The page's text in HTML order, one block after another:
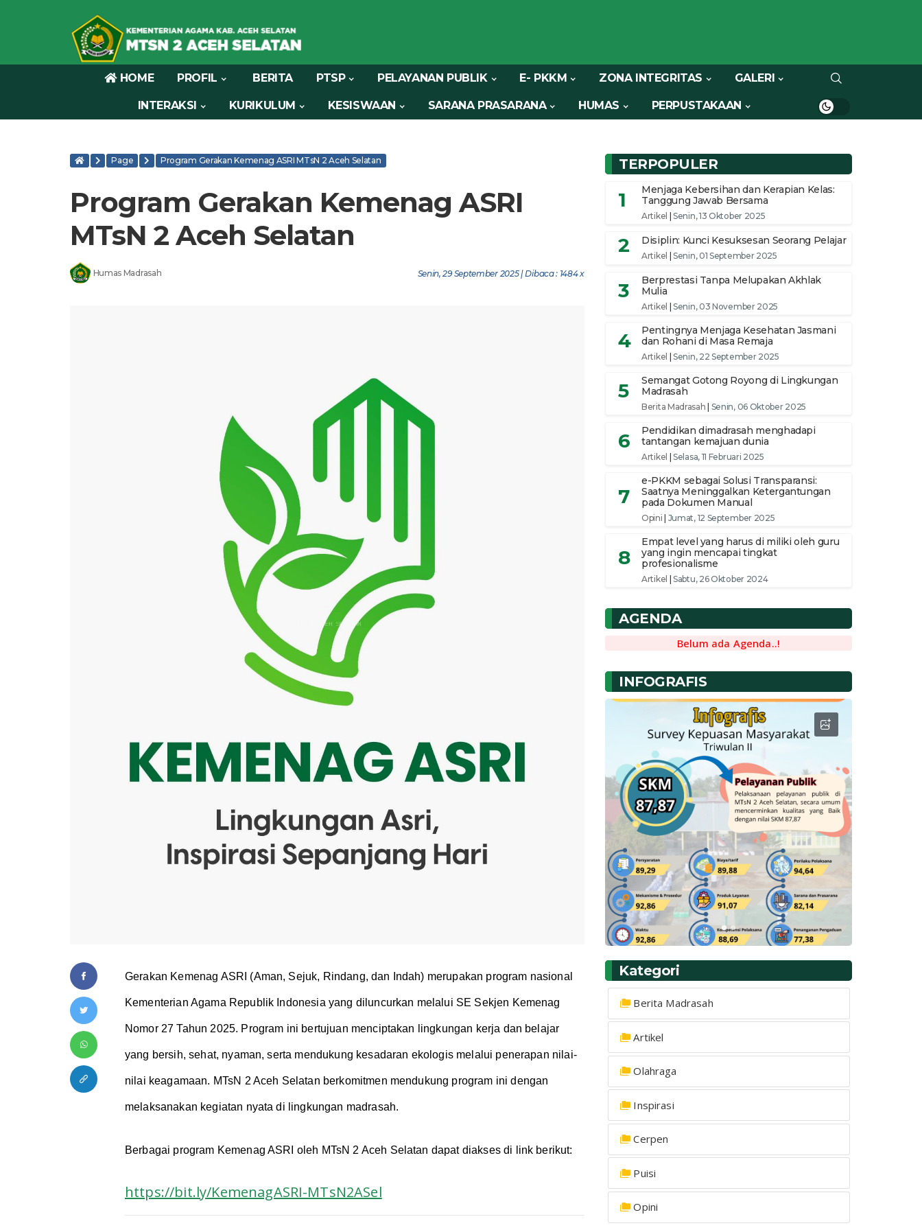
HOME PROFIL BERITA PTSP PELAYANAN PUBLIK E- PKKM ZONA INTEGRITAS GALERI
INTERAKSI KURIKULUM KESISWAAN SARANA PRASARANA HUMAS PERPUSTAKAAN
Page Program Gerakan Kemenag ASRI MTsN 2 Aceh Selatan
Program Gerakan Kemenag ASRI
MTsN 2 Aceh Selatan
Humas Madrasah Senin, 29 September 2025 | Dibaca : 1484 x
Gerakan Kemenag ASRI (Aman, Sejuk, Rindang, dan Indah) merupakan program nasional
Kementerian Agama Republik Indonesia yang diluncurkan melalui SE Sekjen Kemenag
Nomor 27 Tahun 2025. Program ini bertujuan menciptakan lingkungan kerja dan belajar
yang bersih, sehat, nyaman, serta mendukung kesadaran ekologis melalui penerapan nilai-
nilai keagamaan. MTsN 2 Aceh Selatan berkomitmen mendukung program ini dengan
melaksanakan kegiatan nyata di lingkungan madrasah.
Berbagai program Kemenag ASRI oleh MTsN 2 Aceh Selatan dapat diakses di link berikut:
https://bit.ly/KemenagASRI-MTsN2ASel
TERPOPULER
1
Menjaga Kebersihan dan Kerapian Kelas:
Tanggung Jawab Bersama
Artikel |Senin, 13 Oktober 2025
2 Disiplin: Kunci Kesuksesan Seorang Pelajar
Artikel |Senin, 01 September 2025
3
Berprestasi Tanpa Melupakan Akhlak
Mulia
Artikel |Senin, 03 November 2025
4
Pentingnya Menjaga Kesehatan Jasmani
dan Rohani di Masa Remaja
Artikel |Senin, 22 September 2025
5
Semangat Gotong Royong di Lingkungan
Madrasah
Berita Madrasah Senin, 06 Oktober 2025
6
Pendidikan dimadrasah menghadapi
tantangan kemajuan dunia
Artikel |Selasa, 11 Februari 2025
7
e-PKKM sebagai Solusi Transparansi:
Saatnya Meninggalkan Ketergantungan
pada Dokumen Manual
Opini Jumat, 12 September 2025
8
Empat level yang harus di miliki oleh guru
yang ingin mencapai tingkat
profesionalisme
Artikel |Sabtu, 26 Oktober 2024
AGENDA
Belum ada Agenda..!
INFOGRAFIS
Kategori
Berita Madrasah
Artikel
Olahraga
Inspirasi
Cerpen
Puisi
Opini